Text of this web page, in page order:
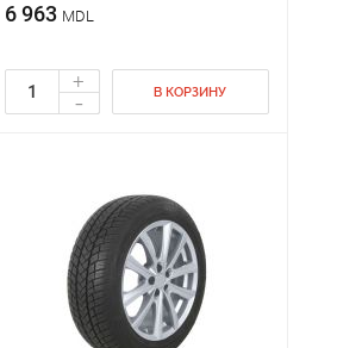
6 963 MDL
+
- В КОРЗИНУ